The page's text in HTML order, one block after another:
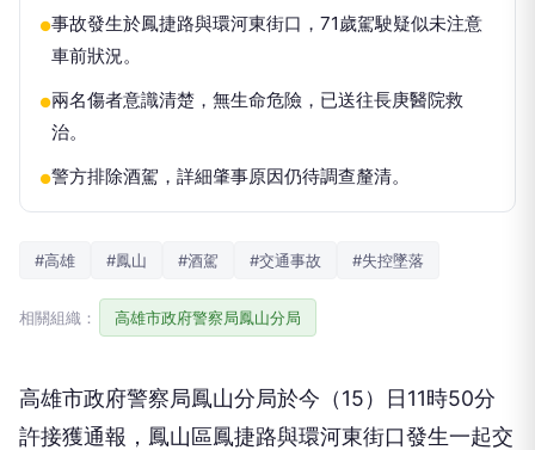
●事故發生於鳳捷路與環河東街口，71歲駕駛疑似未注意
車前狀況。
●兩名傷者意識清楚，無生命危險，已送往長庚醫院救
治。
●警方排除酒駕，詳細肇事原因仍待調查釐清。
#高雄 #鳳山 #酒駕 #交通事故 #失控墜落
相關組織： 高雄市政府警察局鳳山分局
高雄市政府警察局鳳山分局於今（15）日11時50分
許接獲通報，鳳山區鳳捷路與環河東街口發生一起交